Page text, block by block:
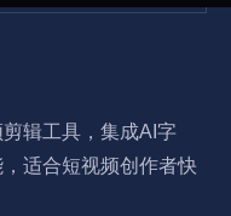
辑工具，集成AI字
适合短视频创作者快